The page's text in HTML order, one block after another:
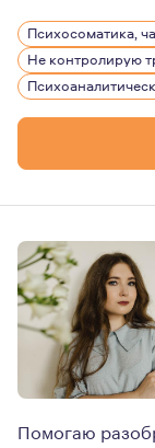
Бизнес-тренер,
Член ISTFP
Асс.член МПА
Психосоматика,
Не контролирую
Помогаю